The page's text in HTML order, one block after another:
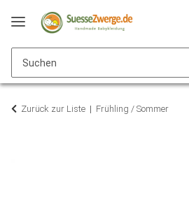
Zurück zur Liste Frühling / Sommer